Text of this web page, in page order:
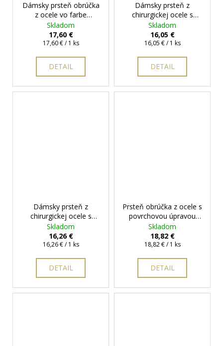
Dámsky prsteň obrúčka
z ocele vo farbe
ružového zlata s očkom
+ darčeková krabička
zadarmo
Skladom
17,60 €
Jednotková
17,60 € / 1 ks
DETAIL
Dámsky prsteň z
chirurgickej ocele s
okrúhlym očkom
darčeková krabička
zadarmo
Skladom
16,05 €
Jednotková
16,05 € / 1 ks
DETAIL
Dámsky prsteň z
chirurgickej ocele s
hranatým čiernym
očkom+ darčeková
krabička zadarmo
Skladom
16,26 €
Jednotková
16,26 € / 1 ks
DETAIL
Prsteň obrúčka z ocele s
povrchovou úpravou
Stardust zdobený čírymi
očkami+ darčeková
krabička zadarmo
Skladom
18,82 €
Jednotková
18,82 € / 1 ks
DETAIL